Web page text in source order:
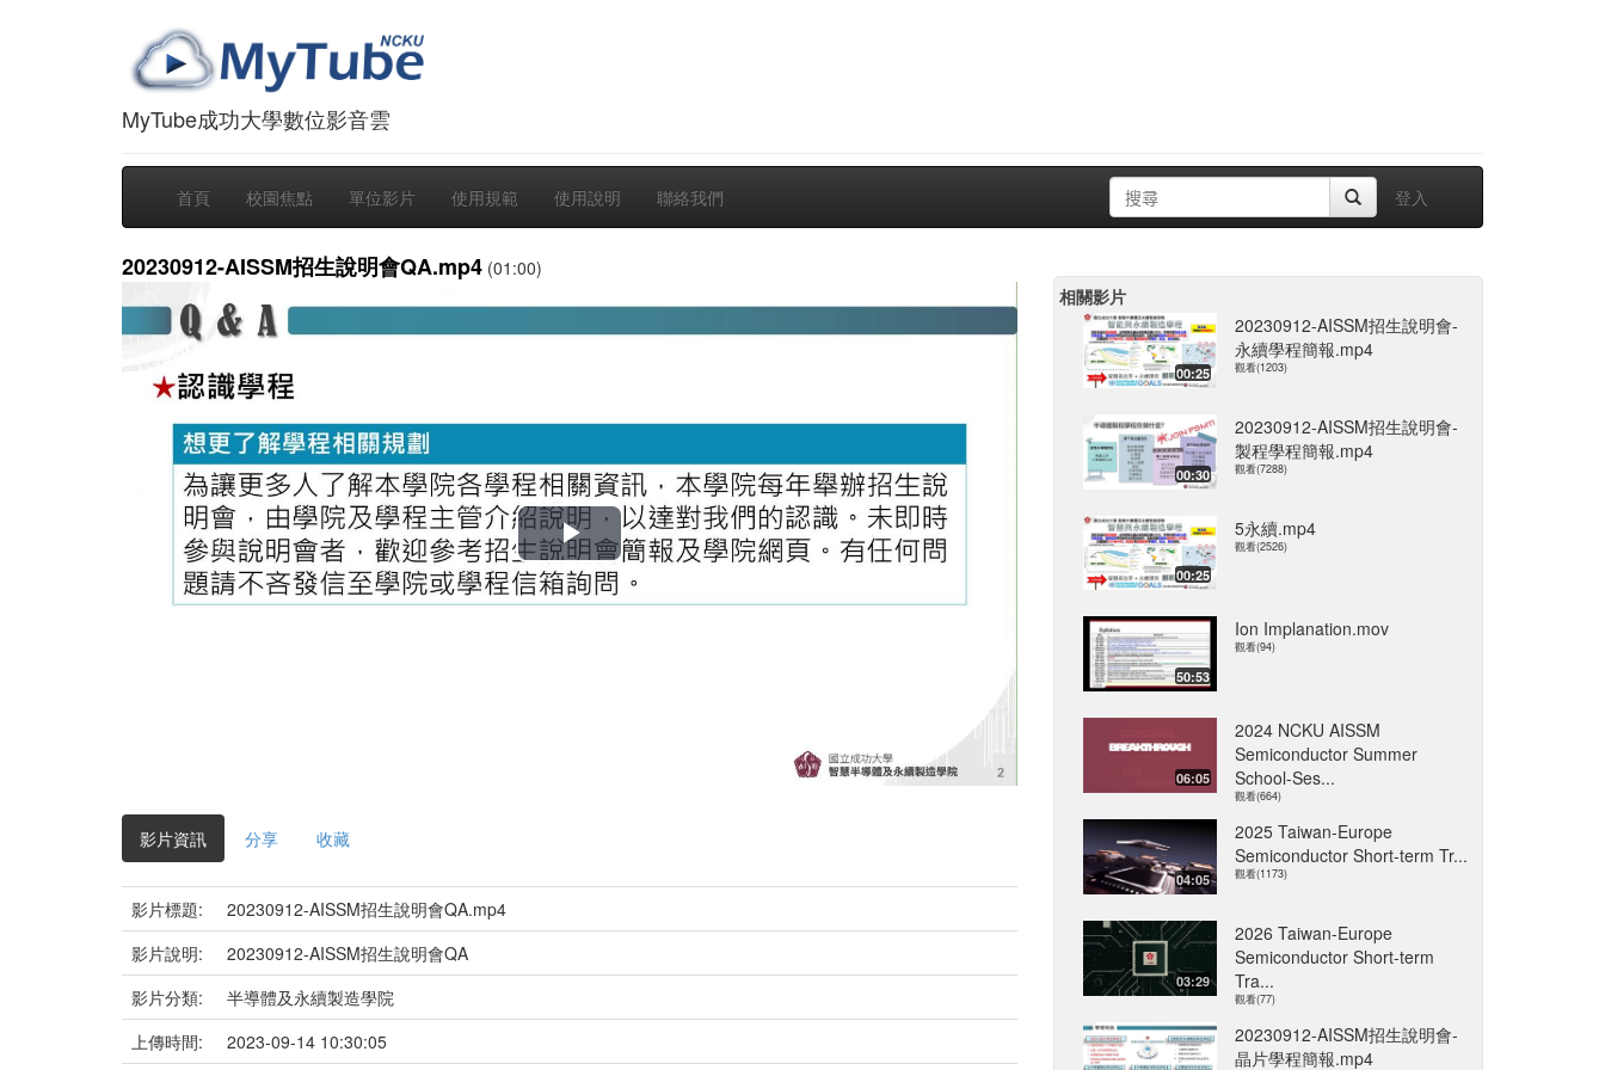
MyTube成功大學數位影音雲
首頁 校園焦點 單位影片 使用規範 使用說明 聯絡我們 登入
20230912-AISSM招生說明會QA.mp4 (01:00)
播
放
影片資訊 分享 收藏
影片標題:
20230912-AISSM招生說明會QA.mp4
影片說明:
20230912-AISSM招生說明會QA
影片分類:
半導體及永續製造學院
上傳時間:
2023-09-14 10:30:05
相關影片
00:25
20230912-AISSM招生說明會-
永續學程簡報.mp4
觀看(1203)
00:30
20230912-AISSM招生說明會-
製程學程簡報.mp4
觀看(7288)
00:25
5永續.mp4
觀看(2526)
50:53
Ion Implanation.mov
觀看(94)
06:05
2024 NCKU AISSM
Semiconductor Summer
School-Ses...
觀看(664)
04:05
2025 Taiwan-Europe
Semiconductor Short-term Tr...
觀看(1173)
03:29
2026 Taiwan-Europe
Semiconductor Short-term
Tra...
觀看(77)
20230912-AISSM招生說明會-
晶片學程簡報.mp4